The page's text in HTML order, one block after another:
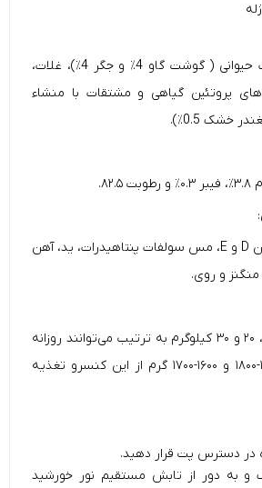
گوشت گاو و مشتقات حیوانی ( گوشت گاو 4٪ و جگر 4٪)، غلات،
پروتئین گیاهی و مشتقات با منشاء
خشک 0.5٪).
کلسیم، فسفر، ویتامین D و E، مس سولفات پنتاهیدرات، ید، آهن
و روی.
سگ‌های در وزن ۵، ۱۰، ۲۰ و ۳۰ کیلوگرم به ترتیب می‌توانند روزانه
۴۰۰-۵۰۰، ۷۰۰-۸۰۰، ۱۲۰۰-۱۸۰۰ و ۱۶۰۰-۱۷۰۰ گرم از این کنسرو تغذیه
در دسترس پت قرار دهید.
به دور از تابش مستقیم نور خورشید